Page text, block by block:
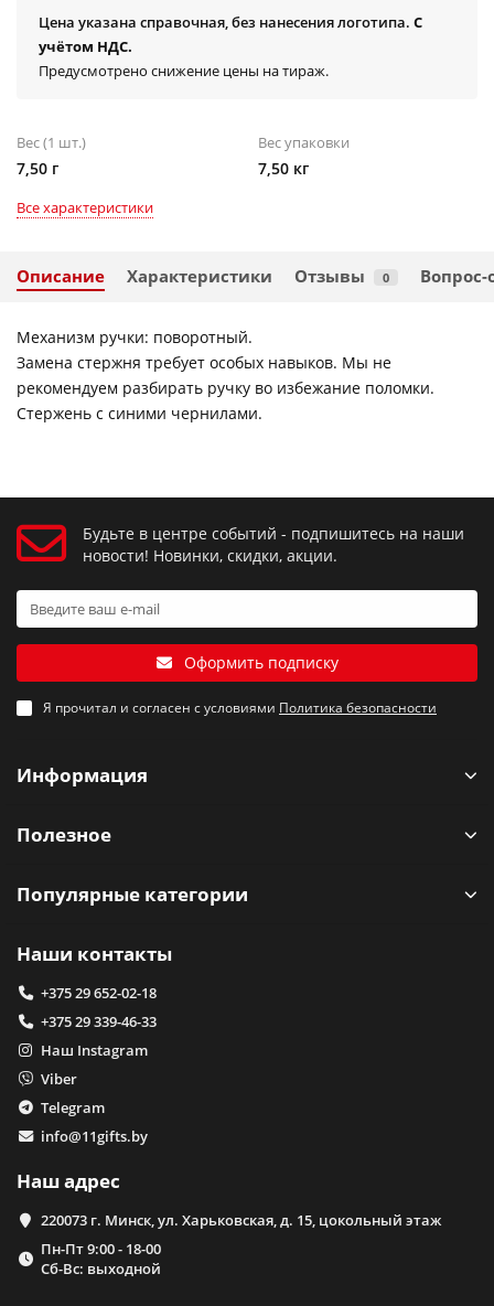
Цена указана справочная, без нанесения логотипа. С
учётом НДС.
Предусмотрено снижение цены на тираж.
Вес (1 шт.)
7,50 г
Вес упаковки
7,50 кг
Все характеристики
Описание Характеристики Отзывы 0 Вопрос-
Механизм ручки: поворотный.
Замена стержня требует особых навыков. Мы не
рекомендуем разбирать ручку во избежание поломки.
Стержень с синими чернилами.
Будьте в центре событий - подпишитесь на наши
новости! Новинки, скидки, акции.
Оформить подписку
Я прочитал и согласен с условиями Политика безопасности
Информация
Полезное
Популярные категории
Наши контакты
+375 29 652-02-18
+375 29 339-46-33
Наш Instagram
Viber
Telegram
info@11gifts.by
Наш адрес
220073 г. Минск, ул. Харьковская, д. 15, цокольный этаж
Пн-Пт 9:00 - 18-00
Сб-Вс: выходной